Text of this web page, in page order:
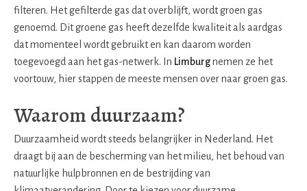
filteren. Het gefilterde gas dat overblijft, wordt groen gas
genoemd. Dit groene gas heeft dezelfde kwaliteit als aardgas
dat momenteel wordt gebruikt en kan daarom worden
toegevoegd aan het gas-netwerk. In Limburgnemen ze het
voortouw, hier stappen de meeste mensen over naar groen gas.
Waarom duurzaam?
Duurzaamheid wordt steeds belangrijker in Nederland. Het
draagt bij aan de bescherming van het milieu, het behoud van
natuurlijke hulpbronnen en de bestrijding van